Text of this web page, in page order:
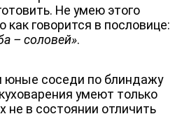
Не умею этого
как говорится в пословице:
– соловей».
юные соседи по блиндажу
умеют только
не в состоянии отличить